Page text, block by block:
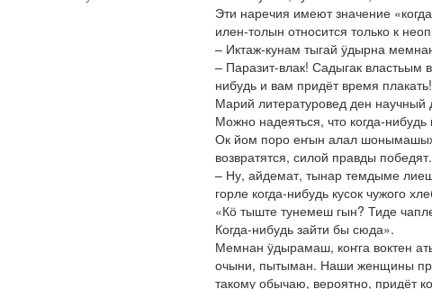
Эти наречия имеют значение
илен-толын относится только к
– Иктаж-кунам тыгай ӱдырна
– Паразит-влак! Садыгак
нибудь и вам придёт время
Марий литературовед ден
Можно надеяться, что когда-
Ок йом поро еҥын алал
возвратятся, силой правды победят.
– Ну, айдемат, тынар темдыме
горле когда-нибудь кусок чужого
«Кӧ тыште тунемеш гын? Тиде
Когда-нибудь зайти бы сюда».
Мемнан ӱдырамаш, коҥга воктен
очыни, пытыман. Наши женщины
такому обычаю, вероятно, придёт